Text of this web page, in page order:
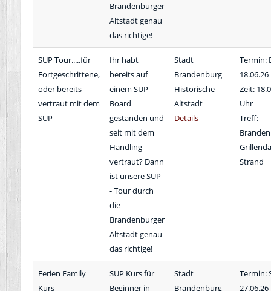
Brandenburger
Altstadt genau
das richtige!
SUP Tour.....für
Fortgeschrittene,
oder bereits
vertraut mit dem
SUP
Ihr habt
bereits auf
einem SUP
Board
gestanden und
seit mit dem
Handling
vertraut? Dann
ist unsere SUP
- Tour durch
die
Brandenburger
Altstadt genau
das richtige!
Stadt
Brandenburg
Historische
Altstadt
Details
Termin:
18.06.26
Zeit:
Uhr
Treff:
Strand
Ferien Family
Kurs
SUP Kurs für
Beginner in
Stadt
Brandenburg
Termin:
27.06.26